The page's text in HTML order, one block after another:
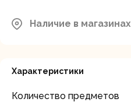
Наличие в магазинах
Характеристики
Количество предметов